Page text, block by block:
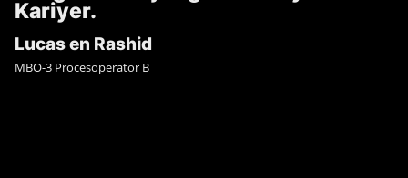
Kariyer.
Lucas en Rashid
MBO-3 Procesoperator B